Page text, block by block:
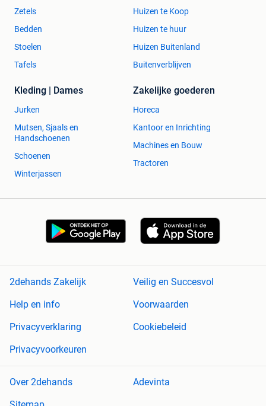
Predict service van DPD. Ontvang de dag voor je bezorging
een sms of e-mail met daarin het tijdvak van de bezorging,
op 1 uur nauwkeurig. Zo hoef je nooit meer thuis te
wachten op de bezorger!
Betaling
van de volgende betaalmogelijkheden:
Bancontact
Internationale Overboeking
Online overschrijving
Klarna
Creditcard
Na betaling ontvang je een bevestiging van je bestelling en
houden we je op de hoogte wanneer we jouw product
Zetels
Bedden
Stoelen
Tafels
Huizen te Koop
Huizen te huur
Huizen Buitenland
Buitenverblijven
Kleding | Dames
Jurken
Mutsen, Sjaals en
Handschoenen
Schoenen
Winterjassen
Zakelijke goederen
Horeca
Kantoor en Inrichting
Machines en Bouw
Tractoren
2dehands Zakelijk
Veilig en Succesvol
Help en info
Voorwaarden
Privacyverklaring
Cookiebeleid
Privacyvoorkeuren
Over 2dehands
Adevinta